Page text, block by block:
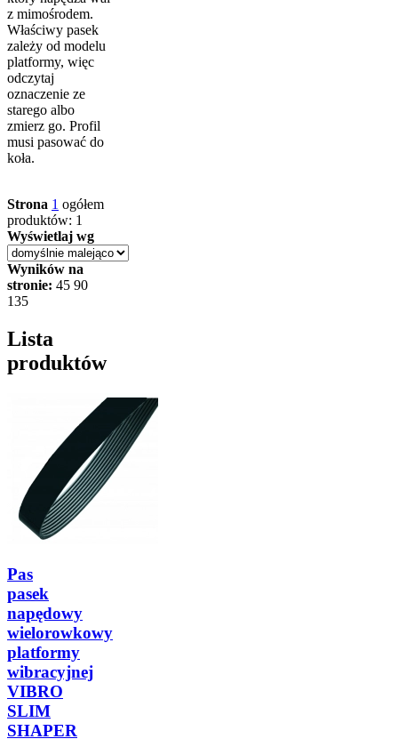
z mimośrodem.
Właściwy pasek
zależy od modelu
platformy, więc
odczytaj
oznaczenie ze
starego albo
zmierz go. Profil
musi pasować do
koła.
Strona 1 ogółem
produktów: 1
Wyświetlaj wg
Wyników na
stronie: 45 90
135
Lista
produktów
Pas
pasek
napędowy
wielorowkowy
platformy
wibracyjnej
VIBRO
SLIM
SHAPER